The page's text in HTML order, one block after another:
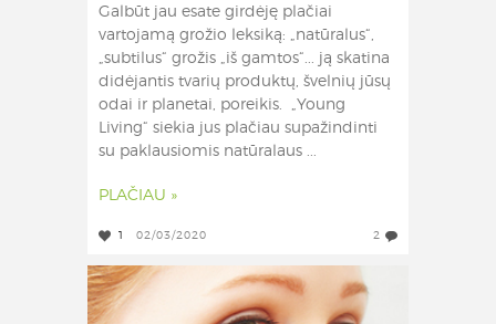
Galbūt jau esate girdėję plačiai
vartojamą grožio leksiką: „natūralus“,
„subtilus“ grožis „iš gamtos“... ją skatina
didėjantis tvarių produktų, švelnių jūsų
odai ir planetai, poreikis. „Young
Living“ siekia jus plačiau supažindinti
su paklausiomis natūralaus ...
PLAČIAU »
1 02/03/2020 2